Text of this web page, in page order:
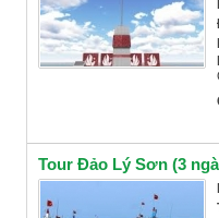
Tour Đảo Lý Sơn (3